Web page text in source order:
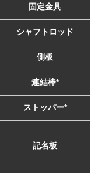
固定金具
シャフトロッド
側板
連結棒*
ストッパー*
記名板